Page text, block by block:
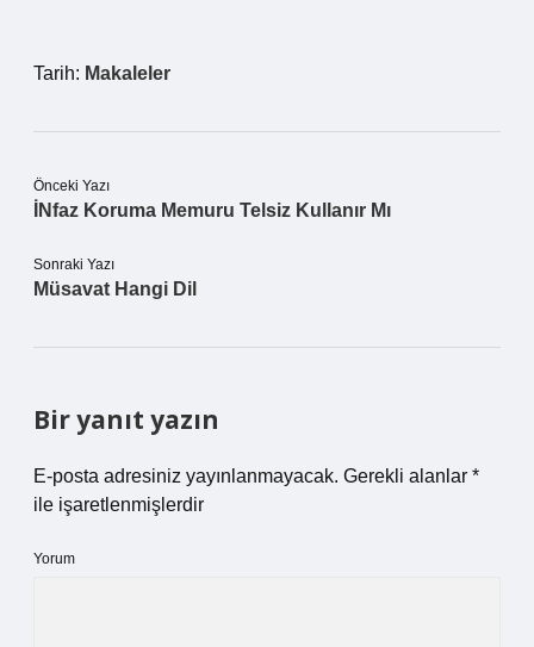
Tarih: Makaleler
Önceki Yazı
İNfaz Koruma Memuru Telsiz Kullanır Mı
Sonraki Yazı
Müsavat Hangi Dil
Bir yanıt yazın
E-posta adresiniz yayınlanmayacak. Gerekli alanlar *
ile işaretlenmişlerdir
Yorum